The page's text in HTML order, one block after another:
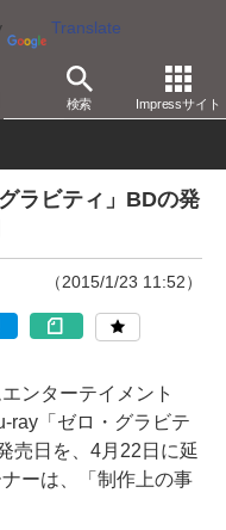
Translate
検索 Impressサイト
DVD
ラビティ」BDの発
（2015/1/23 11:52）
ンターテイメント
ray「ゼロ・グラビテ
売日を、4月22日に延
ーは、「制作上の事